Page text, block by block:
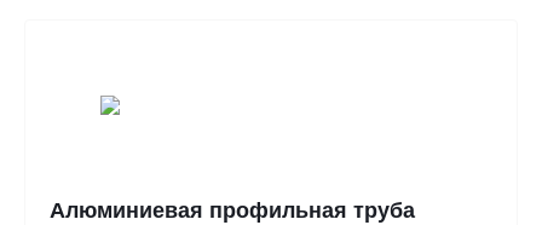
Алюминиевая профильная труба